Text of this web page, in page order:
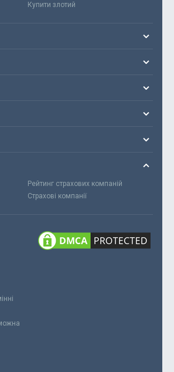
Купити злотий
Рейтинг страхових компаній
Страхові компанії